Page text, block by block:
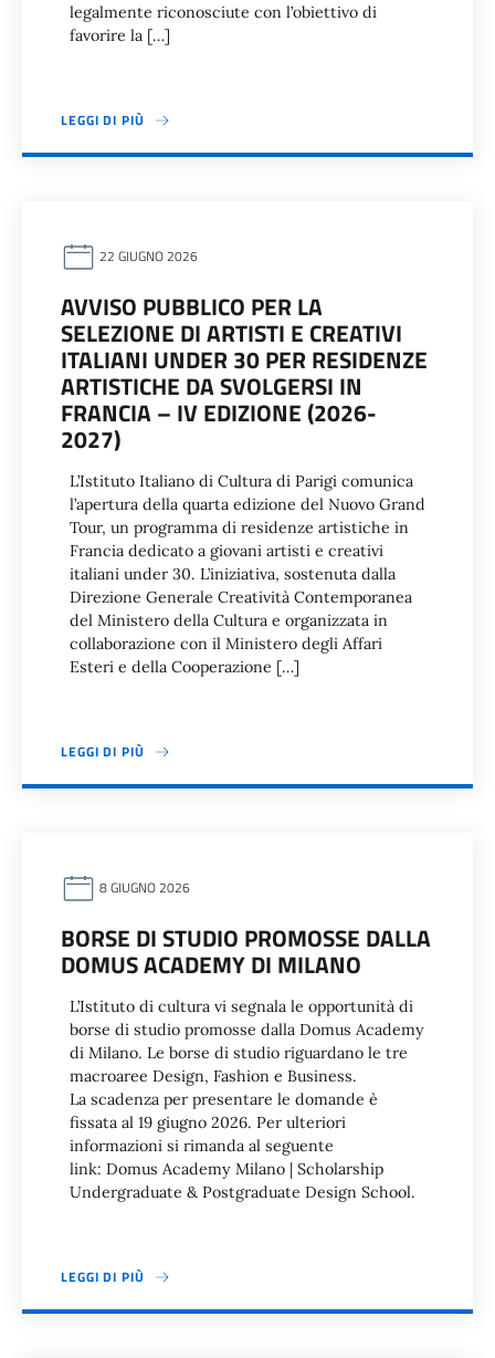
legalmente riconosciute con l’obiettivo di
favorire la […]
LEGGI DI PIÙ
22 GIUGNO 2026
AVVISO PUBBLICO PER LA
SELEZIONE DI ARTISTI E CREATIVI
ITALIANI UNDER 30 PER RESIDENZE
ARTISTICHE DA SVOLGERSI IN
FRANCIA – IV EDIZIONE (2026-
2027)
L’Istituto Italiano di Cultura di Parigi comunica
l’apertura della quarta edizione del Nuovo Grand
Tour, un programma di residenze artistiche in
Francia dedicato a giovani artisti e creativi
italiani under 30. L’iniziativa, sostenuta dalla
Direzione Generale Creatività Contemporanea
del Ministero della Cultura e organizzata in
collaborazione con il Ministero degli Affari
Esteri e della Cooperazione […]
LEGGI DI PIÙ
8 GIUGNO 2026
BORSE DI STUDIO PROMOSSE DALLA
DOMUS ACADEMY DI MILANO
L’Istituto di cultura vi segnala le opportunità di
borse di studio promosse dalla Domus Academy
di Milano. Le borse di studio riguardano le tre
macroaree Design, Fashion e Business.
La scadenza per presentare le domande è
fissata al 19 giugno 2026. Per ulteriori
informazioni si rimanda al seguente
link: Domus Academy Milano | Scholarship
Undergraduate & Postgraduate Design School.
LEGGI DI PIÙ